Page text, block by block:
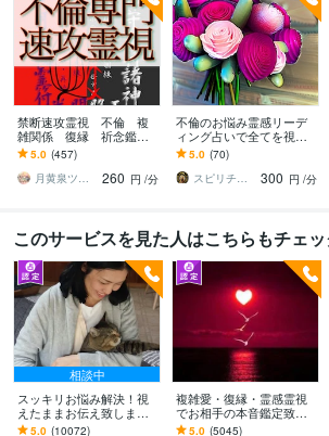
禁断速攻霊視 不倫 複
雑関係 復縁 祈念鑑定
承ます お相手の深層心
理 お2人の前世と未来を
一瞬で紐解きます
5.0 (457)
月黄泉ツキヨミ《禁断速攻霊視》
260 円 /分
不倫のお悩み霊感リーデ
ィング占いで全てを視通
します 綺麗事じゃないの
苦しいの！胸が張り裂け
そうで気持ち抑えれない
5.0 (70)
スピリチュアルカウンセラーすすむ
300 円 /分
このサービスを見た人はこちらもチェ
相談中
スッキリお悩み解決！視
えたままお伝え致します
恋愛、結婚、人間関係、
5.0 (10072)
複雑愛・復縁・霊感霊視
でお相手の本音鑑定致し
ます 降りて来た言葉をそ
5.0 (5045)